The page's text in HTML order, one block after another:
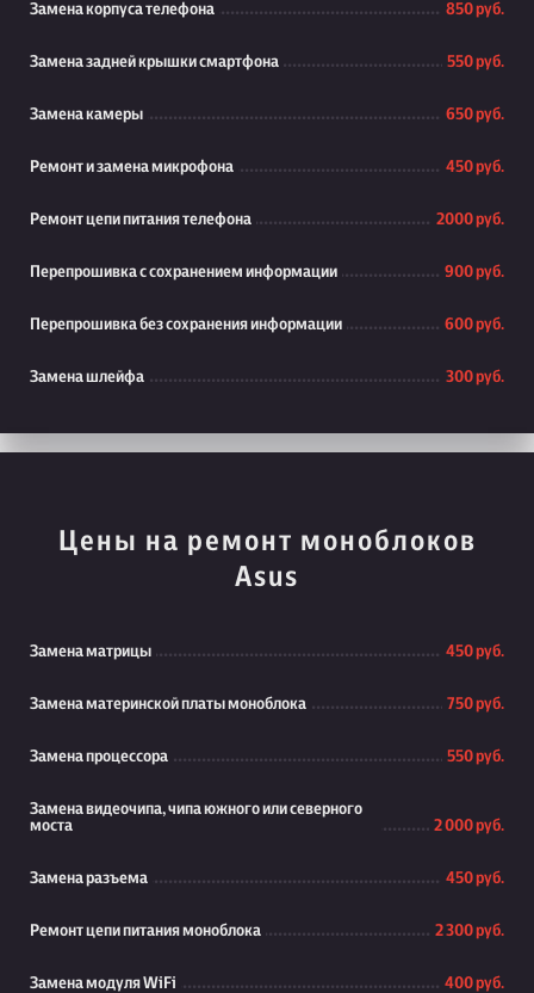
Замена корпуса телефона 850 руб.
Замена задней крышки смартфона 550 руб.
Замена камеры 650 руб.
Ремонт и замена микрофона 450 руб.
Ремонт цепи питания телефона 2000 руб.
Перепрошивка с сохранением информации 900 руб.
Перепрошивка без сохранения информации 600 руб.
Замена шлейфа 300 руб.
Цены на ремонт моноблоков
Asus
Замена матрицы 450 руб.
Замена материнской платы моноблока 750 руб.
Замена процессора 550 руб.
Замена видеочипа, чипа южного или северного
моста
2 000 руб.
Замена разъема 450 руб.
Ремонт цепи питания моноблока 2 300 руб.
Замена модуля WiFi 400 руб.